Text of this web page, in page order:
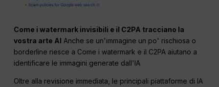
Come i watermark invisibili e il C2PA tracciano la
vostra arte AI Anche se un'immagine un po' rischiosa o
borderline riesce a Come i watermark e il C2PA aiutano a
identificare le immagini generate dall'IA
Oltre alla revisione immediata, le principali piattaforme di IA